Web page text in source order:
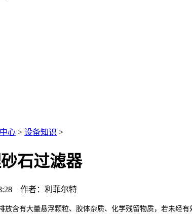
心 > 设备知识 >
石过滤器
作者：利菲尔特
放含有大量悬浮颗粒、胶体杂质、化学残留物质，若未经